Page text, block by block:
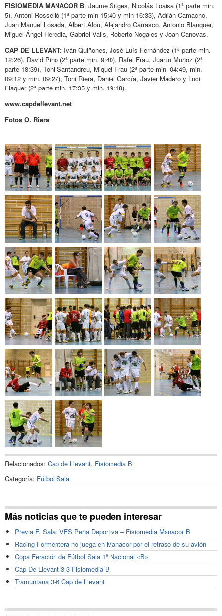
FISIOMEDIA MANACOR B: Jaume Sitges, Nicolás Loaisa (1ª parte min.
5), Antoni Rosselló (1ª parte min 15:40 y min 16:33), Adrián Camacho,
Juan Manuel Losada, Albert Alou, Alejandro Carrasco, Antonio Blanquer,
Miguel Ángel Heredia, Gabriel Valls, Roberto Nogales y Joan Canovas.
CAP DE LLEVANT: Iván Quiñones, José Luís Fernández (1ª parte min.
12:26), David Pino (2ª parte min. 9:40), Rafel Frau, Juanlu Muñoz (2ª
parte 18:39), Toni Santandreu, Miquel Frau (2ª parte min. 04:49, min.
09:12 y min. 09:27), Toni Riera, Daniel García, Javier Madero y Luci
Flaquer (2ª parte min. 17:35 y min. 19:18).
www.capdellevant.net
Fotos O. Riera
Relacionados: Cap de Llevant, Fisiomedia B
Categoría: Fútbol Sala
Más noticias que te pueden interesar
Previa F. Sala: VFS Peña Deportiva – Fisiomedia Manacor B
Racing Formentera no juega en Manacor por el retraso de su avión
Copa Feración de Fútbol Sala 1ª Nacional «B»
Cap De Llevant 3-3 Fisiomedia B
Tramuntana 3-6 Cap de Llevant